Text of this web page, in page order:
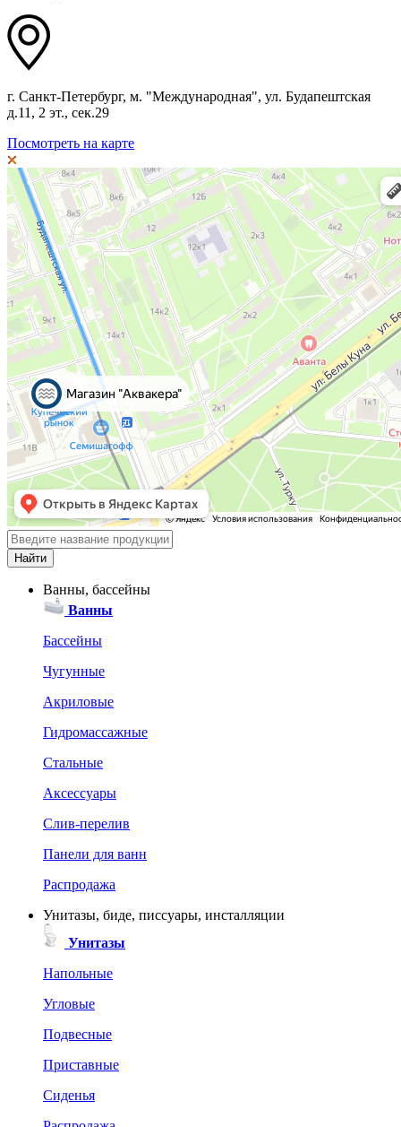
г. Санкт-Петербург, м. "Международная", ул. Будапештская
д.11, 2 эт., сек.29
Посмотреть на карте
Ванны, бассейны
Ванны
Бассейны
Чугунные
Акриловые
Гидромассажные
Стальные
Аксессуары
Слив-перелив
Панели для ванн
Распродажа
Унитазы, биде, писсуары, инсталляции
Унитазы
Напольные
Угловые
Подвесные
Приставные
Сиденья